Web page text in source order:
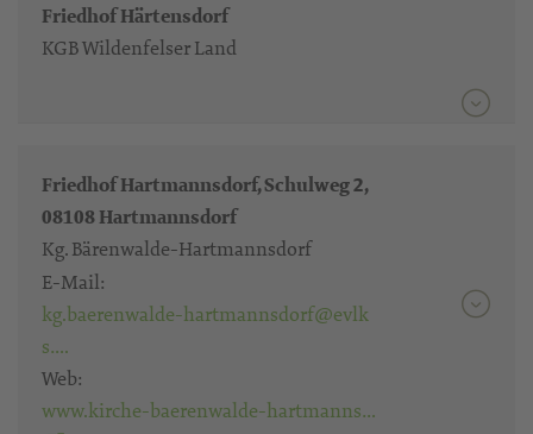
Friedhof Härtensdorf
KGB Wildenfelser Land
Friedhof Hartmannsdorf, Schulweg 2,
08108 Hartmannsdorf
Kg. Bärenwalde-Hartmannsdorf
E-Mail:
kg.baerenwalde-hartmannsdorf@evlk
s….
Web:
www.kirche-baerenwalde-hartmanns…